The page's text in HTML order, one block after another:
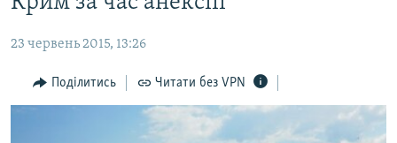
до
основної
навігації
Перейти
до
БЛОГИ
ПОГЛЯД
23 червень 2015, 13:26
Поділитись Читати без VPN